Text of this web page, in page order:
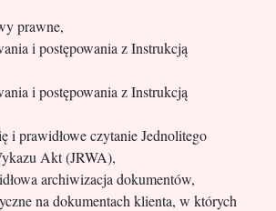
prawne,
i postępowania z Instrukcją
i postępowania z Instrukcją
i prawidłowe czytanie Jednolitego
Akt (JRWA),
archiwizacja dokumentów,
na dokumentach klienta, w których